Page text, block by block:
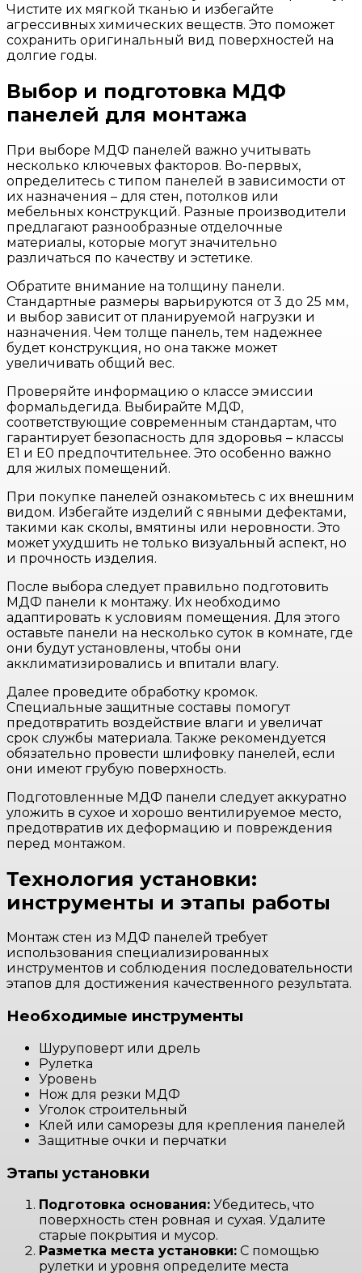
Чистите их мягкой тканью и избегайте
агрессивных химических веществ. Это поможет
сохранить оригинальный вид поверхностей на
долгие годы.
Выбор и подготовка МДФ
панелей для монтажа
При выборе МДФ панелей важно учитывать
несколько ключевых факторов. Во-первых,
определитесь с типом панелей в зависимости от
их назначения – для стен, потолков или
мебельных конструкций. Разные производители
предлагают разнообразные отделочные
материалы, которые могут значительно
различаться по качеству и эстетике.
Обратите внимание на толщину панели.
Стандартные размеры варьируются от 3 до 25 мм,
и выбор зависит от планируемой нагрузки и
назначения. Чем толще панель, тем надежнее
будет конструкция, но она также может
увеличивать общий вес.
Проверяйте информацию о классе эмиссии
формальдегида. Выбирайте МДФ,
соответствующие современным стандартам, что
гарантирует безопасность для здоровья – классы
E1 и E0 предпочтительнее. Это особенно важно
для жилых помещений.
При покупке панелей ознакомьтесь с их внешним
видом. Избегайте изделий с явными дефектами,
такими как сколы, вмятины или неровности. Это
может ухудшить не только визуальный аспект, но
и прочность изделия.
После выбора следует правильно подготовить
МДФ панели к монтажу. Их необходимо
адаптировать к условиям помещения. Для этого
оставьте панели на несколько суток в комнате, где
они будут установлены, чтобы они
акклиматизировались и впитали влагу.
Далее проведите обработку кромок.
Специальные защитные составы помогут
предотвратить воздействие влаги и увеличат
срок службы материала. Также рекомендуется
обязательно провести шлифовку панелей, если
они имеют грубую поверхность.
Подготовленные МДФ панели следует аккуратно
уложить в сухое и хорошо вентилируемое место,
предотвратив их деформацию и повреждения
перед монтажом.
Технология установки:
инструменты и этапы работы
Монтаж стен из МДФ панелей требует
использования специализированных
инструментов и соблюдения последовательности
этапов для достижения качественного результата.
Необходимые инструменты
Шуруповерт или дрель
Рулетка
Уровень
Нож для резки МДФ
Уголок строительный
Клей или саморезы для крепления панелей
Защитные очки и перчатки
Этапы установки
Подготовка основания: Убедитесь, что
поверхность стен ровная и сухая. Удалите
старые покрытия и мусор.
Разметка места установки: С помощью
рулетки и уровня определите места